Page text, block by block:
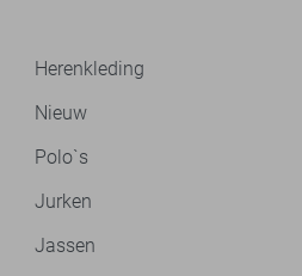
Herenkleding
Nieuw
Polo`s
Jurken
Jassen